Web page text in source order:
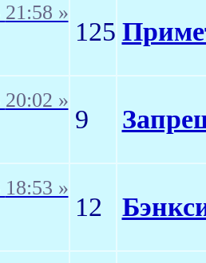
21:58 »
125
20:02 »
9
18:53 »
12